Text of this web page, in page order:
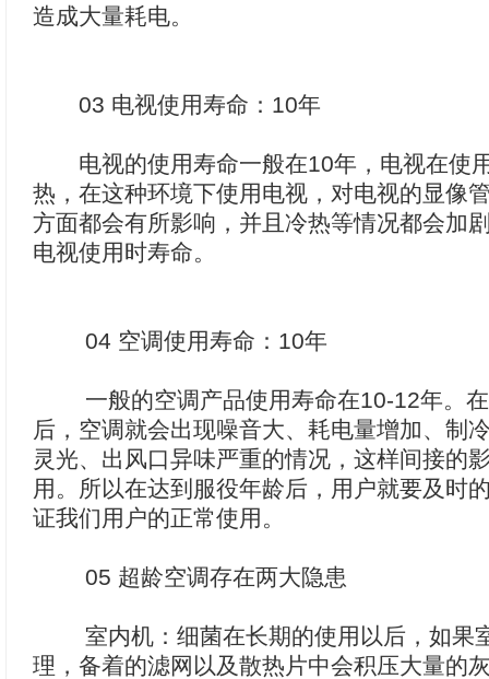
造成大量耗电。
03 电视使用寿命：10年
电视的使用寿命一般在10年，电视在使
热，在这种环境下使用电视，对电视的显像
方面都会有所影响，并且冷热等情况都会加
电视使用时寿命。
04 空调使用寿命：10年
一般的空调产品使用寿命在10-12年。在
后，空调就会出现噪音大、耗电量增加、制
灵光、出风口异味严重的情况，这样间接的
用。所以在达到服役年龄后，用户就要及时
证我们用户的正常使用。
05 超龄空调存在两大隐患
室内机：细菌在长期的使用以后，如果
理，备着的滤网以及散热片中会积压大量的